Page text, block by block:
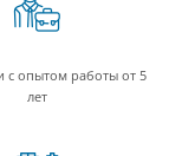
с опытом работы от 5
лет